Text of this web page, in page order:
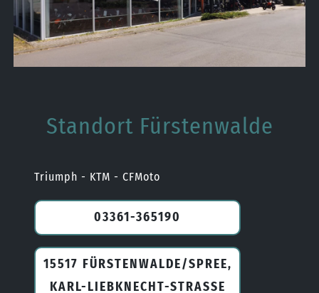
Standort Fürstenwalde
Triumph - KTM - CFMoto
03361-365190
15517 FÜRSTENWALDE/SPREE,
KARL-LIEBKNECHT-STRASSE 2